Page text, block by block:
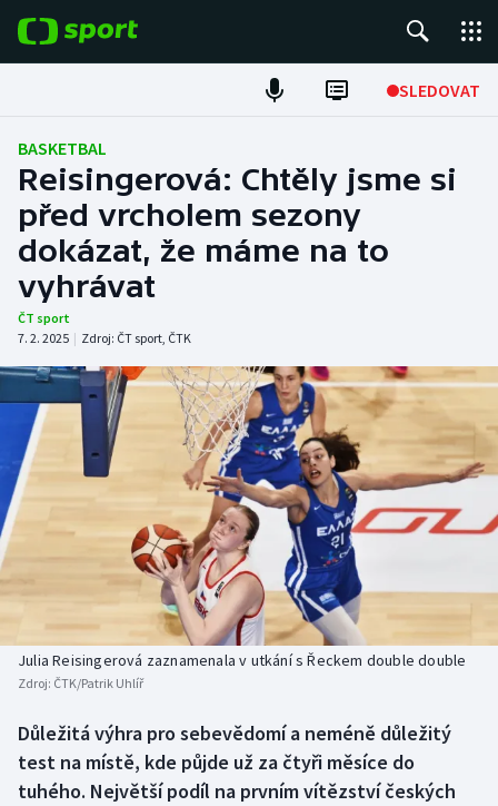
SLEDOVAT
Fotbal
Hokej
Tenis
Atletika
DALŠÍ SPORTY
Americký fotbal
Baseball a softbal
Biatlon
Boby a skeleton
Box
Curling
NEPŘEHLÉDNĚTE
Historické návraty
Aplikace ČT sport
AZ kvíz
BASKETBAL
Reisingerová: Chtěly jsme si
před vrcholem sezony
dokázat, že máme na to
vyhrávat
ČT sport
7. 2. 2025 | Zdroj: ČT sport, ČTK
Julia Reisingerová zaznamenala v utkání s Řeckem double double
Zdroj: ČTK/Patrik Uhlíř
Důležitá výhra pro sebevědomí a neméně důležitý
test na místě, kde půjde už za čtyři měsíce do
tuhého. Největší podíl na prvním vítězství českých